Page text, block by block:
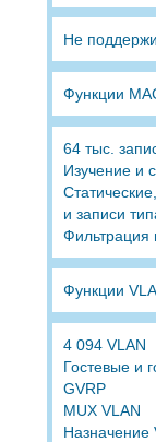
Не
Функции
64 тыс.
Изучение и
и записи
Фильтрация
Функции
4 094 VLAN
Гостевые и
GVRP
MUX VLAN
Назначение